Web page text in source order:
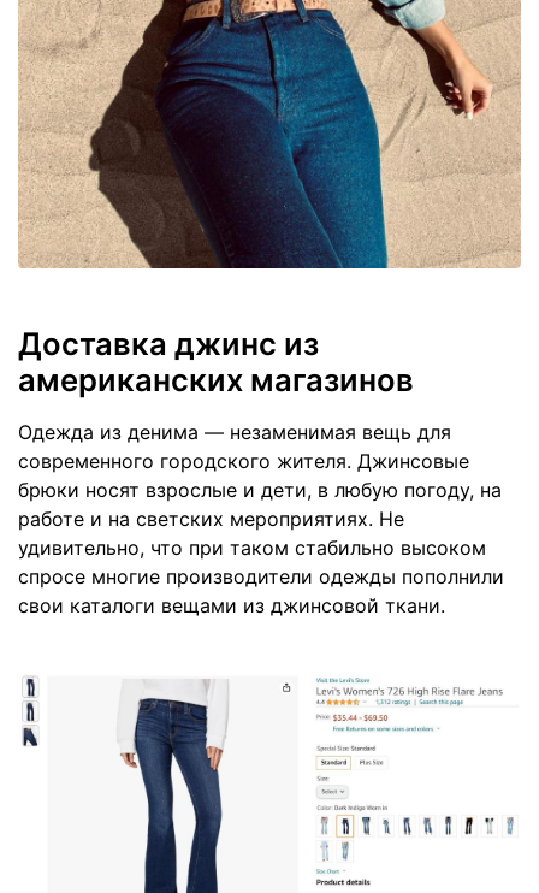
Доставка джинс из
американских магазинов
Одежда из денима — незаменимая вещь для
современного городского жителя. Джинсовые
брюки носят взрослые и дети, в любую погоду, на
работе и на светских мероприятиях. Не
удивительно, что при таком стабильно высоком
спросе многие производители одежды пополнили
свои каталоги вещами из джинсовой ткани.